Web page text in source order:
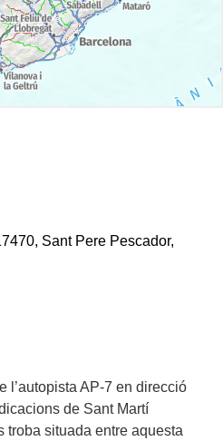
Sant Pere Pescador,
l’autopista AP-7 en direcció
de Sant Martí
troba situada entre aquesta